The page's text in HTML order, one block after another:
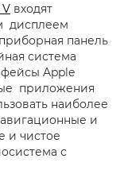
V входят
дисплеем
панель
система
Apple
приложения
наиболее
и
и чистое
с